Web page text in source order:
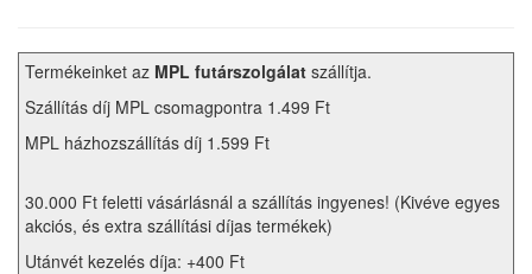
Termékeinket az MPL futárszolgálat szállítja.
Szállítás díj MPL csomagpontra 1.499 Ft
MPL házhozszállítás díj 1.599 Ft
30.000 Ft feletti vásárlásnál a szállítás ingyenes! (Kivéve egyes
akciós, és extra szállítási díjas termékek)
Utánvét kezelés díja: +400 Ft